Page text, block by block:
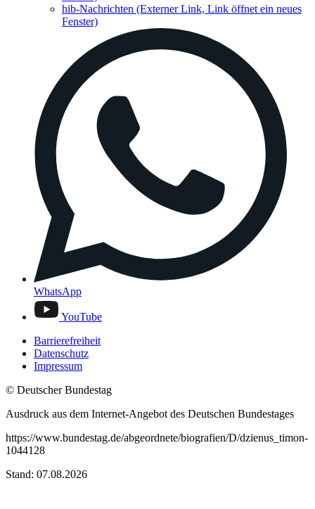
hib-Nachrichten (Externer Link, Link öffnet ein neues
Fenster)
WhatsApp
YouTube
Barrierefreiheit
Datenschutz
Impressum
© Deutscher Bundestag
Ausdruck aus dem Internet-Angebot des Deutschen Bundestages
https://www.bundestag.de/abgeordnete/biografien/D/dzienus_timon-
1044128
Stand: 07.08.2026